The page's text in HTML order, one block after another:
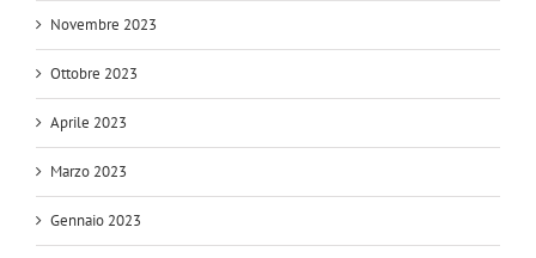
Novembre 2023
Ottobre 2023
Aprile 2023
Marzo 2023
Gennaio 2023